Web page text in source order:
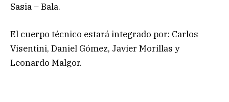
Sasia – Bala.
El cuerpo técnico estará integrado por: Carlos
Visentini, Daniel Gómez, Javier Morillas y
Leonardo Malgor.